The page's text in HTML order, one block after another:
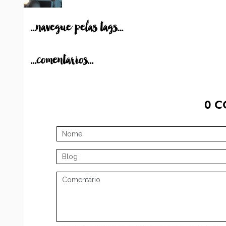
...navegue pelas tags...
...comentarios...
0